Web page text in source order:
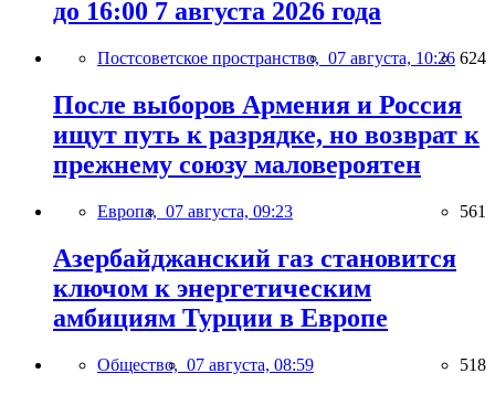
до 16:00 7 августа 2026 года
Постсоветское пространство, 07 августа, 10:26 624
После выборов Армения и Россия
ищут путь к разрядке, но возврат к
прежнему союзу маловероятен
Европа, 07 августа, 09:23 561
Азербайджанский газ становится
ключом к энергетическим
амбициям Турции в Европе
Общество, 07 августа, 08:59 518